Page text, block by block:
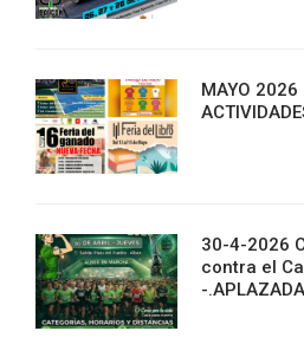
MAYO 2026
30-4-2026
contra el
-.APLAZADA